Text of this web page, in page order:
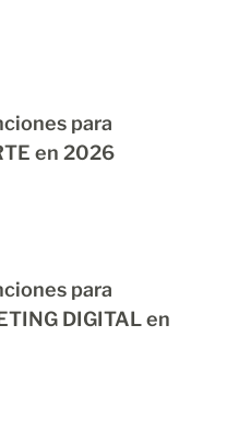
para
en 2026
para
DIGITAL en